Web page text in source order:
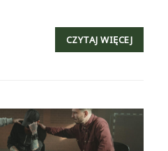
CZYTAJ WIĘCEJ